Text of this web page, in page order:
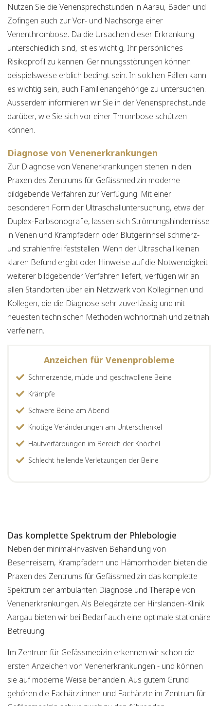
Nutzen Sie die Venensprechstunden in Aarau, Baden und
Zofingen auch zur Vor- und Nachsorge einer
Venenthrombose. Da die Ursachen dieser Erkrankung
unterschiedlich sind, ist es wichtig, Ihr persönliches
Risikoprofil zu kennen. Gerinnungsstörungen können
beispielsweise erblich bedingt sein. In solchen Fällen kann
es wichtig sein, auch Familienangehörige zu untersuchen.
Ausserdem informieren wir Sie in der Venensprechstunde
darüber, wie Sie sich vor einer Thrombose schützen
können.
Diagnose von Venenerkrankungen
Zur Diagnose von Venenerkrankungen stehen in den
Praxen des Zentrums für Gefässmedizin moderne
bildgebende Verfahren zur Verfügung. Mit einer
besonderen Form der Ultraschalluntersuchung, etwa der
Duplex-Farbsonografie, lassen sich Strömungshindernisse
in Venen und Krampfadern oder Blutgerinnsel schmerz-
und strahlenfrei feststellen. Wenn der Ultraschall keinen
klaren Befund ergibt oder Hinweise auf die Notwendigkeit
weiterer bildgebender Verfahren liefert, verfügen wir an
allen Standorten über ein Netzwerk von Kolleginnen und
Kollegen, die die Diagnose sehr zuverlässig und mit
neuesten technischen Methoden wohnortnah und zeitnah
verfeinern.
Anzeichen für Venenprobleme
Schmerzende, müde und geschwollene Beine
Krämpfe
Schwere Beine am Abend
Knotige Veränderungen am Unterschenkel
Hautverfärbungen im Bereich der Knöchel
Schlecht heilende Verletzungen der Beine
Das komplette Spektrum der Phlebologie
Neben der minimal-invasiven Behandlung von
Besenreisern, Krampfadern und Hämorrhoiden bieten die
Praxen des Zentrums für Gefässmedizin das komplette
Spektrum der ambulanten Diagnose und Therapie von
Venenerkrankungen. Als Belegärzte der Hirslanden-Klinik
Aargau bieten wir bei Bedarf auch eine optimale stationäre
Betreuung.
Im Zentrum für Gefässmedizin erkennen wir schon die
ersten Anzeichen von Venenerkrankungen - und können
sie auf moderne Weise behandeln. Aus gutem Grund
gehören die Fachärztinnen und Fachärzte im Zentrum für